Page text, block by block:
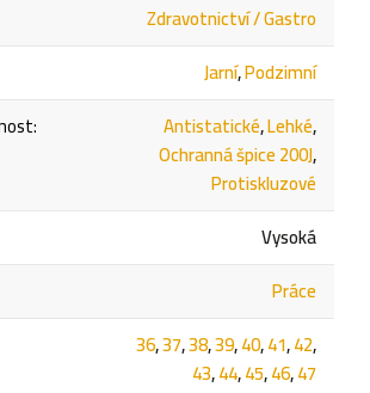
Zdravotnictví / Gastro
Jarní,Podzimní
: Antistatické,Lehké,
Ochranná špice 200J,
Protiskluzové
Vysoká
Práce
36,37,38,39,40,41,42,
43,44,45,46,47